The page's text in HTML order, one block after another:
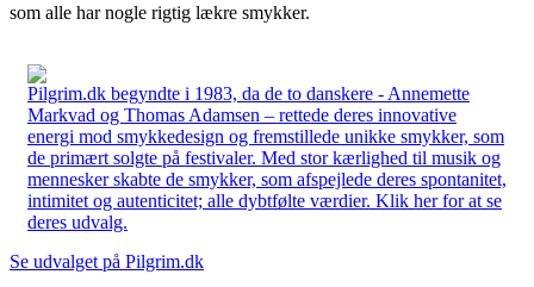
som alle har nogle rigtig lækre smykker.
Pilgrim.dk begyndte i 1983, da de to danskere - Annemette
Markvad og Thomas Adamsen – rettede deres innovative
energi mod smykkedesign og fremstillede unikke smykker, som
de primært solgte på festivaler. Med stor kærlighed til musik og
mennesker skabte de smykker, som afspejlede deres spontanitet,
intimitet og autenticitet; alle dybtfølte værdier. Klik her for at se
deres udvalg.
Se udvalget på Pilgrim.dk